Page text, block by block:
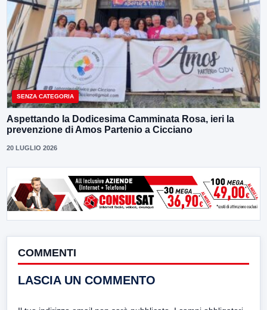
SENZA CATEGORIA
Aspettando la Dodicesima Camminata Rosa, ieri la
prevenzione di Amos Partenio a Cicciano
20 LUGLIO 2026
COMMENTI
LASCIA UN COMMENTO